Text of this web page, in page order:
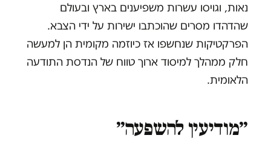
נאות, וגויסו עשרות משפיענים בארץ ובעולם
שהדהדו מסרים שהוכתבו ישירות על ידי הצבא.
הפרקטיקות שנחשפו אז כיוזמה מקומית הן למעשה
חלק ממהלך למיסוד ארוך טווח של הנדסת התודעה
הלאומית.
״מודיעין להשפעה״